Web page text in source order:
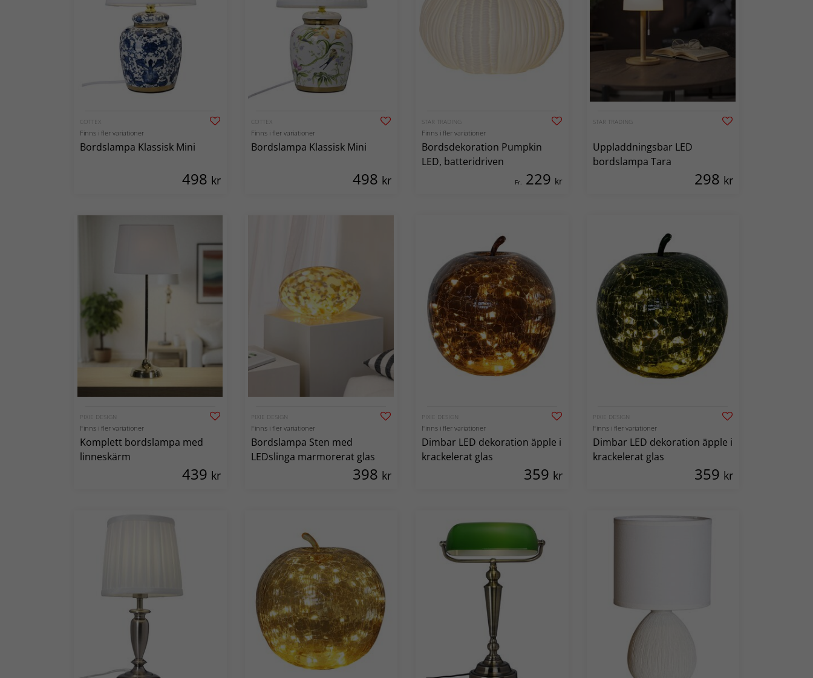
COTTEX
Finns i fler variationer
Bordslampa Klassisk Mini
498 kr
COTTEX
Finns i fler variationer
Bordslampa Klassisk Mini
498 kr
STAR TRADING
Finns i fler variationer
Bordsdekoration Pumpkin
LED, batteridriven
Fr. 229 kr
STAR TRADING
Uppladdningsbar LED
bordslampa Tara
298 kr
PIXIE DESIGN
Finns i fler variationer
Komplett bordslampa med
linneskärm
439 kr
PIXIE DESIGN
Finns i fler variationer
Bordslampa Sten med
LEDslinga marmorerat glas
398 kr
PIXIE DESIGN
Finns i fler variationer
Dimbar LED dekoration äpple i
krackelerat glas
359 kr
PIXIE DESIGN
Finns i fler variationer
Dimbar LED dekoration äpple i
krackelerat glas
359 kr